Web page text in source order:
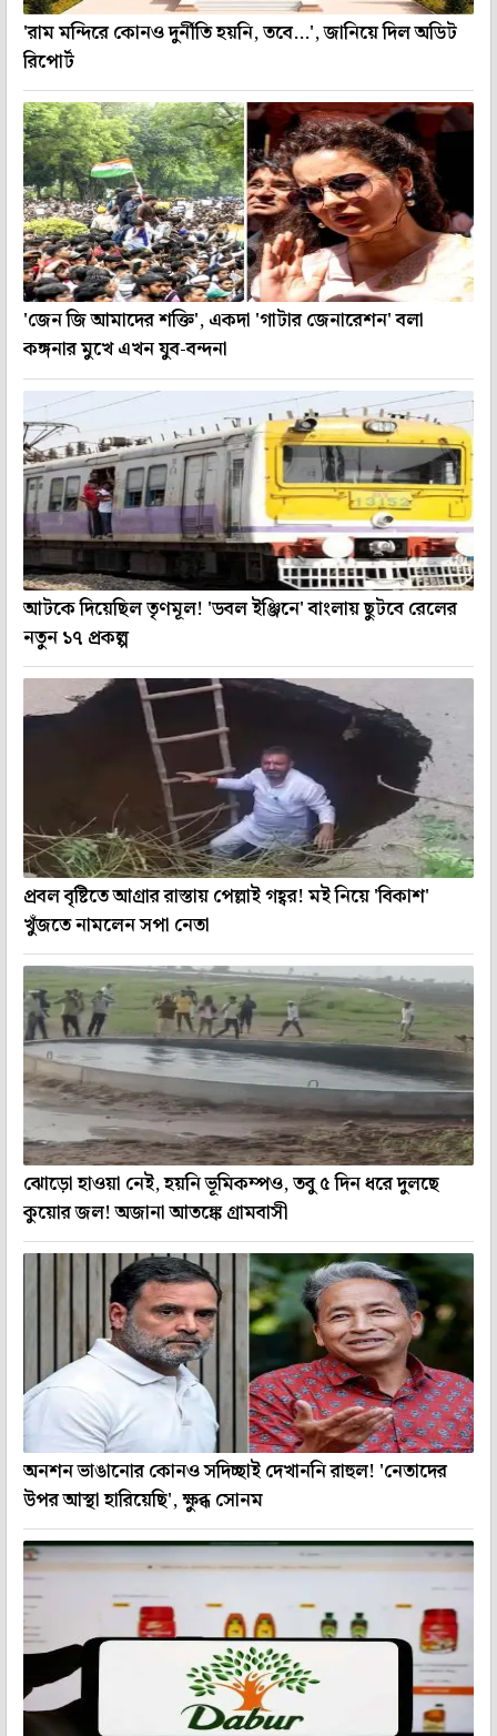
'রাম মন্দিরে কোনও দুর্নীতি হয়নি, তবে...', জানিয়ে দিল অডিট
রিপোর্ট
'জেন জি আমাদের শক্তি', একদা 'গাটার জেনারেশন' বলা
কঙ্গনার মুখে এখন যুব-বন্দনা
আটকে দিয়েছিল তৃণমূল! 'ডবল ইঞ্জিনে' বাংলায় ছুটবে রেলের
নতুন ১৭ প্রকল্প
প্রবল বৃষ্টিতে আগ্রার রাস্তায় পেল্লাই গহ্বর! মই নিয়ে 'বিকাশ'
খুঁজতে নামলেন সপা নেতা
ঝোড়ো হাওয়া নেই, হয়নি ভূমিকম্পও, তবু ৫ দিন ধরে দুলছে
কুয়োর জল! অজানা আতঙ্কে গ্রামবাসী
অনশন ভাঙানোর কোনও সদিচ্ছাই দেখাননি রাহুল! 'নেতাদের
উপর আস্থা হারিয়েছি', ক্ষুব্ধ সোনম